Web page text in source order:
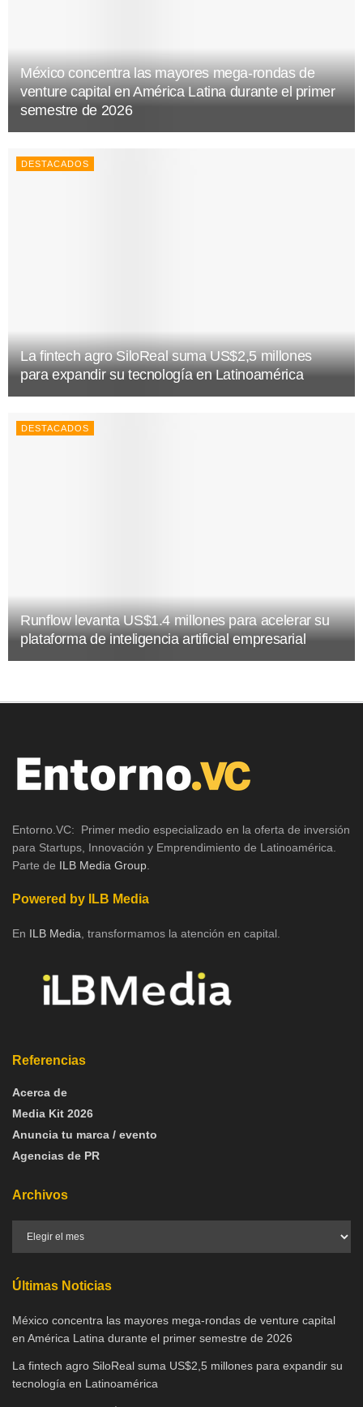
México concentra las mayores mega-rondas de
venture capital en América Latina durante el primer
semestre de 2026
DESTACADOS
La fintech agro SiloReal suma US$2,5 millones
para expandir su tecnología en Latinoamérica
DESTACADOS
Runflow levanta US$1.4 millones para acelerar su
plataforma de inteligencia artificial empresarial
Entorno.VC: Primer medio especializado en la oferta de inversión
para Startups, Innovación y Emprendimiento de Latinoamérica.
Parte de ILB Media Group.
Powered by ILB Media
En ILB Media, transformamos la atención en capital.
Referencias
Acerca de
Media Kit 2026
Anuncia tu marca / evento
Agencias de PR
Archivos
Últimas Noticias
México concentra las mayores mega-rondas de venture capital
en América Latina durante el primer semestre de 2026
La fintech agro SiloReal suma US$2,5 millones para expandir su
tecnología en Latinoamérica